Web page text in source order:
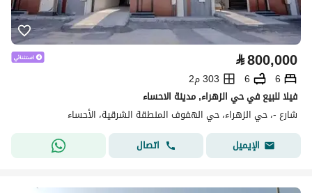
⃁800,000
6
6
303 م2
فيلا للبيع في حي الزهراء, مدينة الاحساء
شارع -، حي الزهراء، حي الهفوف المنطقة الشرقية، الأحساء
الإيميل
اتصال